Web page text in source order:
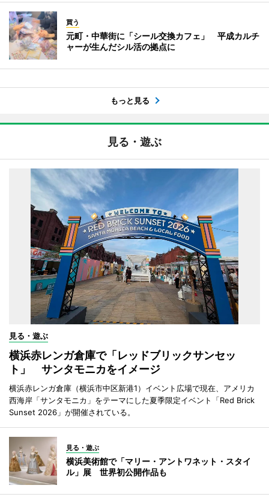
買う
元町・中華街に「シール交換カフェ」 平成カルチ
ャーが生んだシル活の拠点に
もっと見る
見る・遊ぶ
見る・遊ぶ
横浜赤レンガ倉庫で「レッドブリックサンセッ
ト」 サンタモニカをイメージ
横浜赤レンガ倉庫（横浜市中区新港1）イベント広場で現在、アメリカ
西海岸「サンタモニカ」をテーマにした夏季限定イベント「Red Brick
Sunset 2026」が開催されている。
見る・遊ぶ
横浜美術館で「マリー・アントワネット・スタイ
ル」展 世界初公開作品も